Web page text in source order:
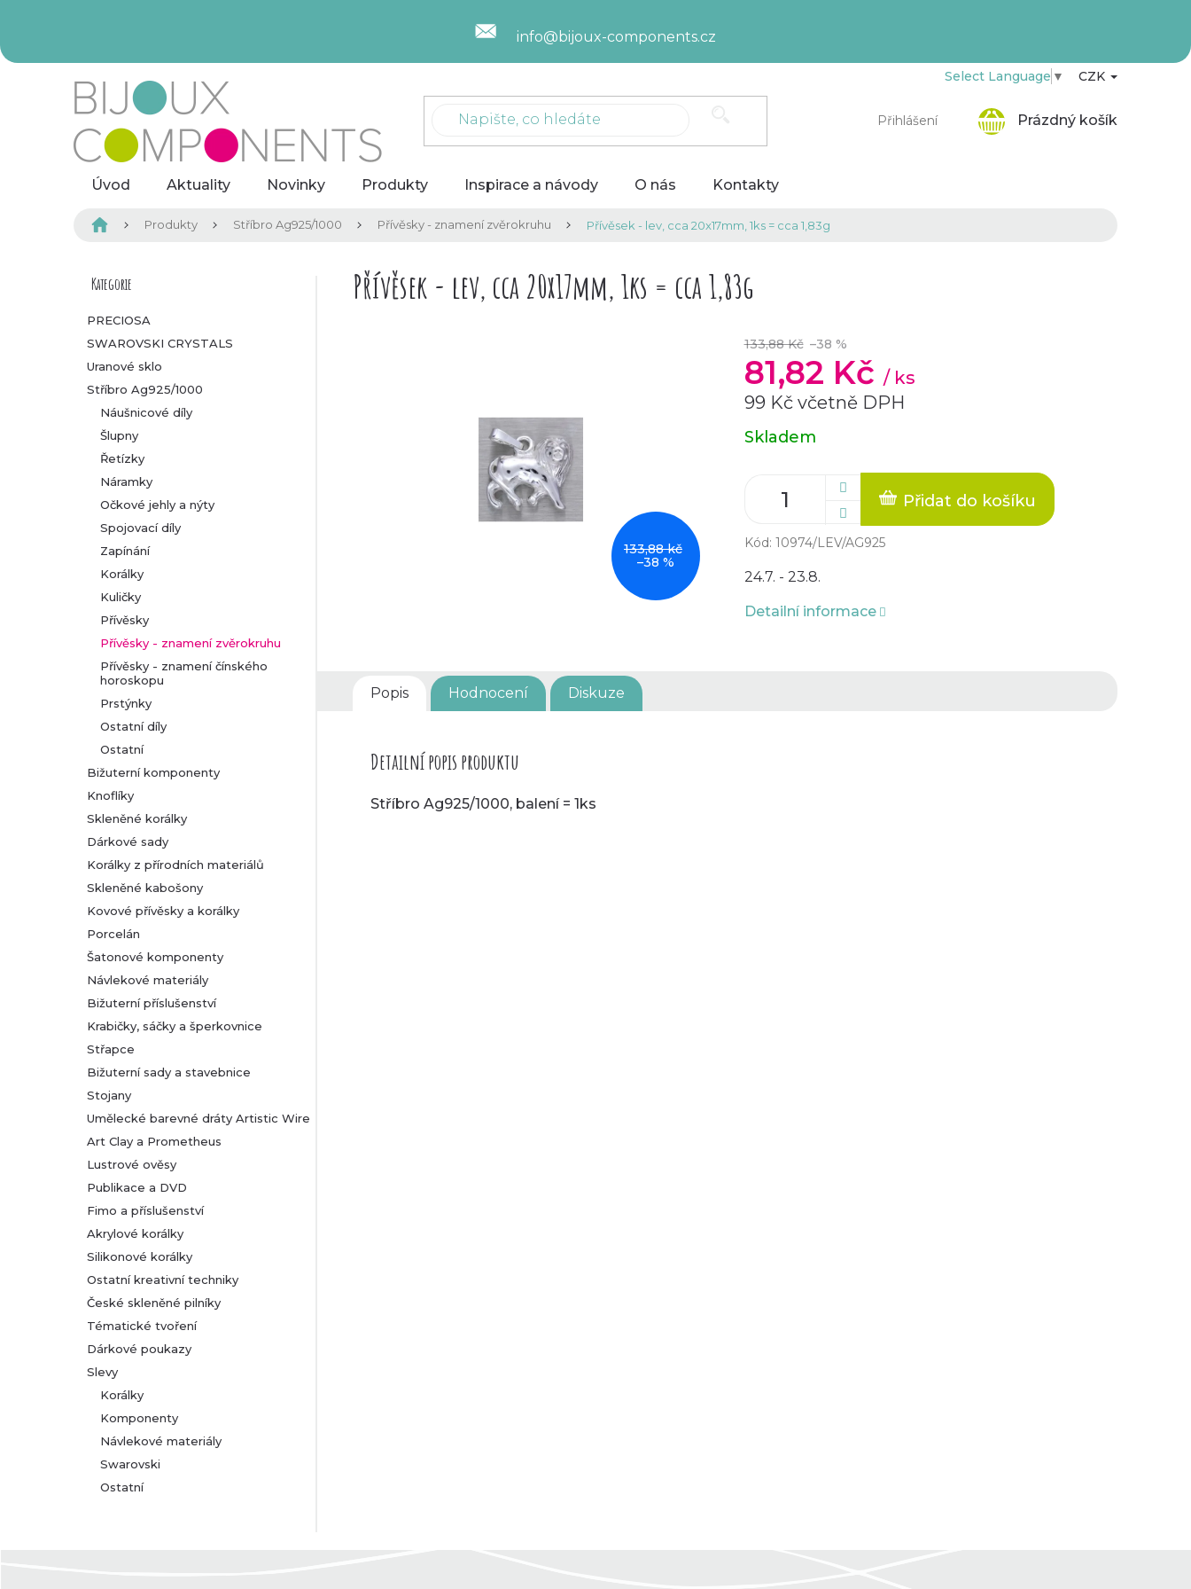
info@bijoux-components.cz
Přihlášení
Select Language ▼ CZK
Prázdný košík
Úvod Aktuality Novinky Produkty Inspirace a návody O nás Kontakty
Domů Produkty Stříbro Ag925/1000 Přívěsky - znamení zvěrokruhu Přívěsek - lev, cca 20x17mm, 1ks = cca 1,83g
P
o
s
t
n
n
n
l
Přeskočit
Kategorie
PRECIOSA
SWAROVSKI CRYSTALS
Uranové sklo
Stříbro Ag925/1000
Náušnicové díly
Šlupny
Řetízky
Náramky
Očkové jehly a nýty
Spojovací díly
Zapínání
Korálky
Kuličky
Přívěsky
Přívěsky - znamení zvěrokruhu
Přívěsky - znamení čínského
horoskopu
Prstýnky
Ostatní díly
Ostatní
Bižuterní komponenty
Knoflíky
Skleněné korálky
Dárkové sady
Korálky z přírodních materiálů
Skleněné kabošony
Kovové přívěsky a korálky
Porcelán
Šatonové komponenty
Návlekové materiály
Bižuterní příslušenství
Krabičky, sáčky a šperkovnice
Střapce
Bižuterní sady a stavebnice
Stojany
Umělecké barevné dráty Artistic Wire
Art Clay a Prometheus
Lustrové ověsy
Publikace a DVD
Fimo a příslušenství
Akrylové korálky
Silikonové korálky
Ostatní kreativní techniky
České skleněné pilníky
Tématické tvoření
Dárkové poukazy
Slevy
Korálky
Komponenty
Návlekové materiály
Swarovski
Ostatní
Přívěsek - lev, cca 20x17mm, 1ks = cca 1,83g
133,88 kč
–38 %
133,88 Kč –38 %
81,82 Kč / ks
99 Kč včetně DPH
Měrná
cena:
Skladem
Přidat do košíku
Kód: 10974/LEV/AG925
24.7. - 23.8.
Detailní informace
Popis Hodnocení Diskuze
Detailní popis produktu
Stříbro Ag925/1000, balení = 1ks